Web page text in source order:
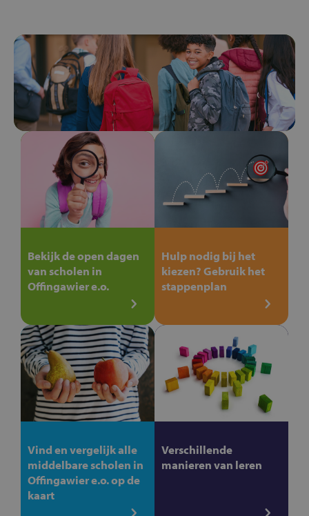
Bekijk de open dagen
van scholen in
Offingawier e.o.
Hulp nodig bij het
kiezen? Gebruik het
stappenplan
Vind en vergelijk alle
middelbare scholen in
Offingawier e.o. op de
kaart
Verschillende
manieren van leren